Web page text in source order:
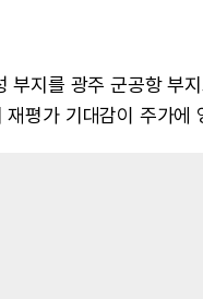
부지를 광주 군공항 부
평가 기대감이 주가에